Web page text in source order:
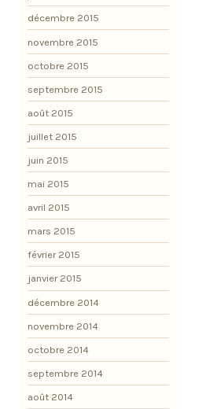
décembre 2015
novembre 2015
octobre 2015
septembre 2015
août 2015
juillet 2015
juin 2015
mai 2015
avril 2015
mars 2015
février 2015
janvier 2015
décembre 2014
novembre 2014
octobre 2014
septembre 2014
août 2014